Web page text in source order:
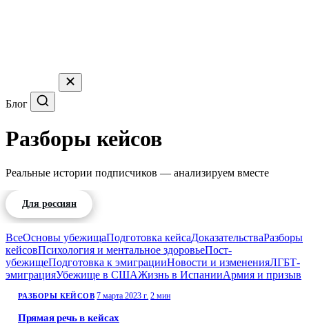
Блог
Разборы кейсов
Реальные истории подписчиков — анализируем вместе
Для россиян
ВсеОсновы убежищаПодготовка кейсаДоказательстваРазборы
кейсовПсихология и ментальное здоровьеПост-
убежищеПодготовка к эмиграцииНовости и измененияЛГБТ-
эмиграцияУбежище в СШАЖизнь в ИспанииАрмия и призыв
РАЗБОРЫ КЕЙСОВ 7 марта 2023 г. 2 мин
Прямая речь в кейсах